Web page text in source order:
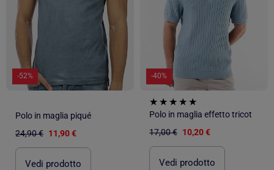
-52%
Polo in maglia piqué
24,90 € 11,90 €
Vedi prodotto
-40%
Polo in maglia effetto tricot
17,00 € 10,20 €
Vedi prodotto